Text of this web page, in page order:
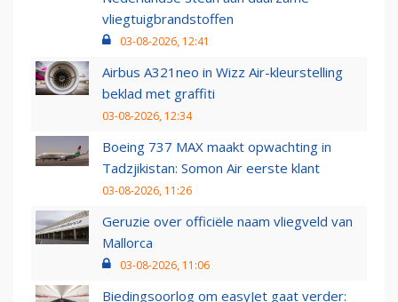
vliegtuigbrandstoffen
03-08-2026, 12:41
Airbus A321neo in Wizz Air-kleurstelling
beklad met graffiti
03-08-2026, 12:34
Boeing 737 MAX maakt opwachting in
Tadzjikistan: Somon Air eerste klant
03-08-2026, 11:26
Geruzie over officiële naam vliegveld van
Mallorca
03-08-2026, 11:06
Biedingsoorlog om easyJet gaat verder: